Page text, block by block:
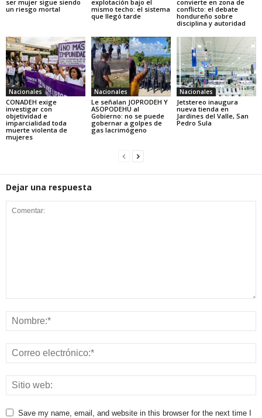
ser mujer sigue siendo
un riesgo mortal
explotación bajo el
mismo techo: el sistema
que llegó tarde
convierte en zona de
conflicto: el debate
hondureño sobre
disciplina y autoridad
Nacionales
CONADEH exige
investigar con
objetividad e
imparcialidad toda
muerte violenta de
mujeres
Nacionales
Le señalan JOPRODEH Y
ASOPODEHU al
Gobierno: no se puede
gobernar a golpes de
gas lacrimógeno
Nacionales
Jetstereo inaugura
nueva tienda en
Jardines del Valle, San
Pedro Sula
Dejar una respuesta
Save my name, email, and website in this browser for the next time I